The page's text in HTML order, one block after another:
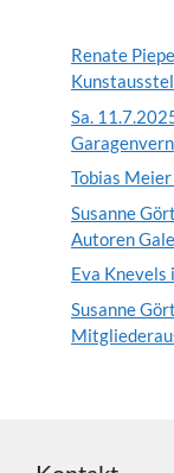
Renate
Sa.
Tobias
Susanne
Autoren
Eva
Susanne